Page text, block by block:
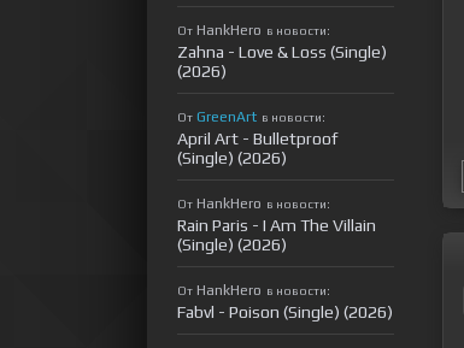
От HankHero в новости:
Zahna - Love & Loss (Single)
(2026)
От GreenArt в новости:
April Art - Bulletproof
(Single) (2026)
От HankHero в новости:
Rain Paris - I Am The Villain
(Single) (2026)
От HankHero в новости:
Fabvl - Poison (Single) (2026)